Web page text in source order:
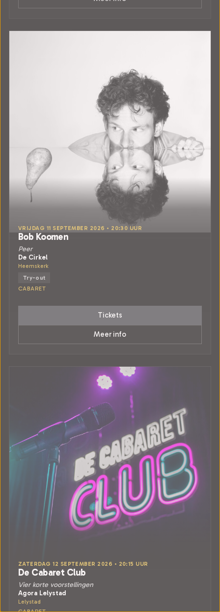
VRIJDAG 11 SEPTEMBER 2026 • 20:30 UUR
Bob Koomen
Peer
De Cirkel
Heemskerk
Try-out
CABARET
Tickets
Meer info
ZATERDAG 12 SEPTEMBER 2026 • 20:15 UUR
De Cabaret Club
Vier korte voorstellingen
Agora Lelystad
Lelystad